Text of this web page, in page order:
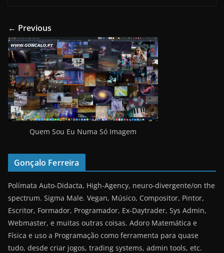
← Previous
Quem Sou Eu Numa Só Imagem
Gonçalo Ferreira
Polímata Auto-Didacta, High-Agency, neuro-divergente/on the
spectrum. Sigma Male. Vegan, Músico, Compositor, Pintor,
Escritor, Formador, Programador, Ex-Daytrader, Sys Admin,
Webmaster, e muitas outras coisas. Adoro Matemática e
Física e uso a Programação como ferramenta para quase
tudo, desde criar jogos, trading systems, admin tools, etc.